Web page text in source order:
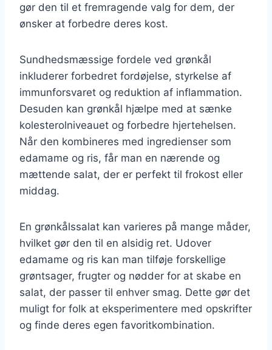
gør den til et fremragende valg for dem, der
ønsker at forbedre deres kost.
Sundhedsmæssige fordele ved grønkål
inkluderer forbedret fordøjelse, styrkelse af
immunforsvaret og reduktion af inflammation.
Desuden kan grønkål hjælpe med at sænke
kolesterolniveauet og forbedre hjertehelsen.
Når den kombineres med ingredienser som
edamame og ris, får man en nærende og
mættende salat, der er perfekt til frokost eller
middag.
En grønkålssalat kan varieres på mange måder,
hvilket gør den til en alsidig ret. Udover
edamame og ris kan man tilføje forskellige
grøntsager, frugter og nødder for at skabe en
salat, der passer til enhver smag. Dette gør det
muligt for folk at eksperimentere med opskrifter
og finde deres egen favoritkombination.